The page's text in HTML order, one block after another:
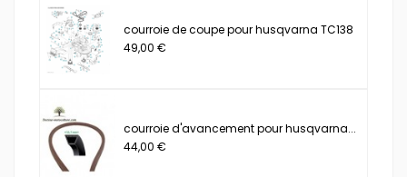
courroie de coupe pour husqvarna TC138
49,00 €
courroie d'avancement pour husqvarna...
44,00 €